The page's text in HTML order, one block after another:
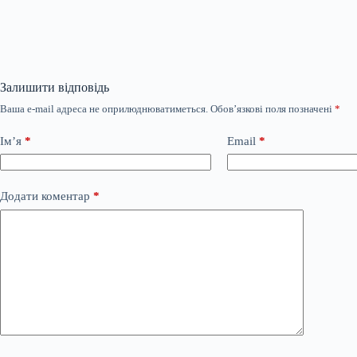
Залишити відповідь
Ваша e-mail адреса не оприлюднюватиметься. Обов’язкові поля позначені *
Ім’я * Email *
Додати коментар *